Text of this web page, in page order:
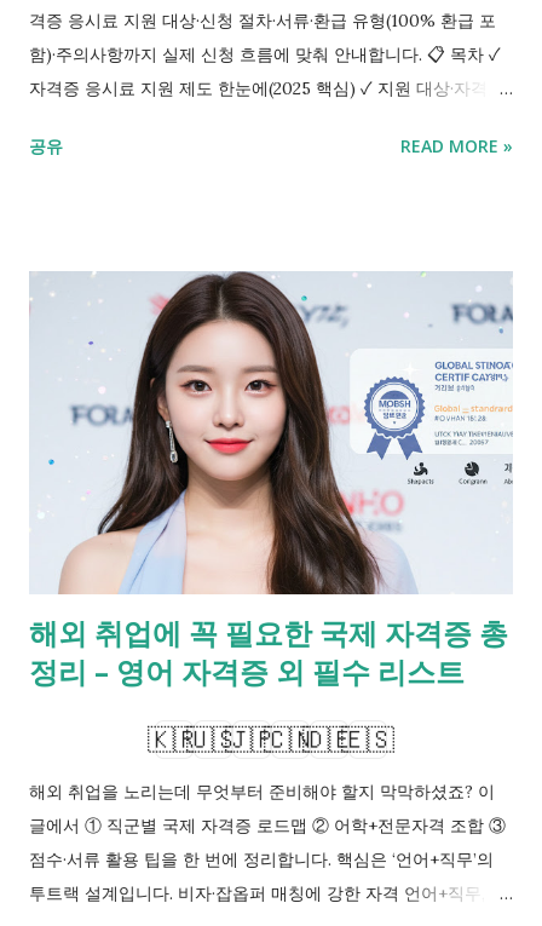
격증 응시료 지원 대상·신청 절차·서류·환급 유형(100% 환급 포
함)·주의사항까지 실제 신청 흐름에 맞춰 안내합니다. 📋 목차 ✓
자격증 응시료 지원 제도 한눈에(2025 핵심) ✓ 지원 대상·자격요
시료 지원 범위·한도·예산: 계산과 사례 ✓ 자주 틀리는 함정·환급
환급 사례가 있으나, 예산·성적·소득·취업연계 등 조건이 달라질
수 있습니다. 반드시 공고문·세부지침을 확인하세요. 자격증 응시
료 지원은 ‘대상 요건 충족 + 증빙 정확도 + 기한 준수’가 핵심입
니다. 이 글에서는 2025년 정부지원 환급 흐름을 실제 신청 순서
대로 정리하고, 실패를 줄이는 체크리스트를 제공합니다. ✨ 작성
일: 2025년 10월 26일 예산 조기소진 주의 증빙 서류 즉시 저장
접수 마감 D-3 1. 자격증 응시료 지원 제도 한눈에(2025 핵심)
2025년 자격증 응시료 지원은 중앙정부·지자체·공공기관·대학·고
용 사업 등 다양한 채널에서 운영됩니다. 통상 선(先)결제 후(後)
환급 방식이며, 합격·응시확인·소득·취업·학적 조건에 따라
50~100% 범위의 환급이 결정됩니다. 국가기술자격(큐넷), 국가
전문자격(각 주관처), 어학·민간자격 등은 사업별 인정 범위가 다
준비하면 실수가...
공유 READ MORE »
해외 취업에 꼭 필요한 국제 자격증 총
정리 – 영어 자격증 외 필수 리스트
🇰🇷🇺🇸🇯🇵🇨🇳🇩🇪🇪🇸
해외 취업을 노리는데 무엇부터 준비해야 할지 막막하셨죠? 이
글에서 ① 직군별 국제 자격증 로드맵 ② 어학+전문자격 조합 ③
점수·서류 활용 팁을 한 번에 정리합니다. 핵심은 ‘언어+직무’의
투트랙 설계입니다. 비자·잡옵퍼 매칭에 강한 자격 언어+직무, 6